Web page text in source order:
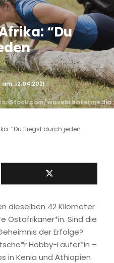
“Du
12.04.2021
iStock.com/ wavebreakermedia
“Du fliegst durch jeden
dieselben 42 Kilometer
Ostafrikaner*in. Sind die
der Erfolge?
Hobby-Läufer*in –
in Kenia und Äthiopien